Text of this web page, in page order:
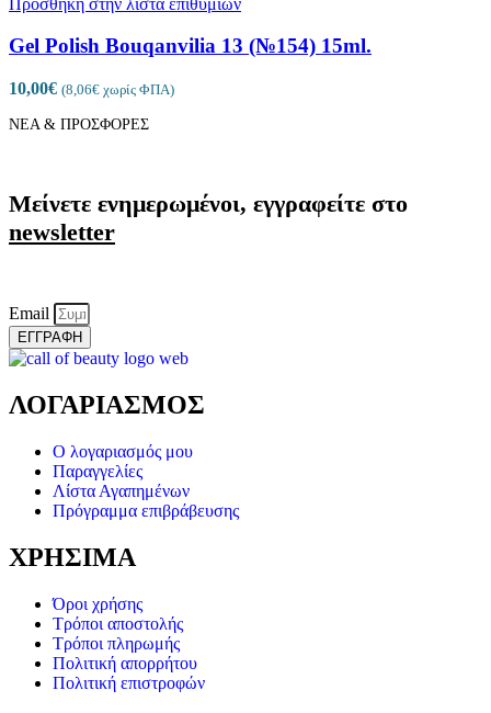
Gel Polish Bouqanvilia 13 (№154) 15ml.
10,00€ (8,06€ χωρίς ΦΠΑ)
ΝΕΑ & ΠΡΟΣΦΟΡΕΣ
Μείνετε ενημερωμένοι, εγγραφείτε στο
newsletter
Email
ΕΓΓΡΑΦΗ
ΛΟΓΑΡΙΑΣΜΟΣ
Ο λογαριασμός μου
Παραγγελίες
Λίστα Αγαπημένων
Πρόγραμμα επιβράβευσης
ΧΡΗΣΙΜΑ
Όροι χρήσης
Τρόποι αποστολής
Τρόποι πληρωμής
Πολιτική απορρήτου
Πολιτική επιστροφών